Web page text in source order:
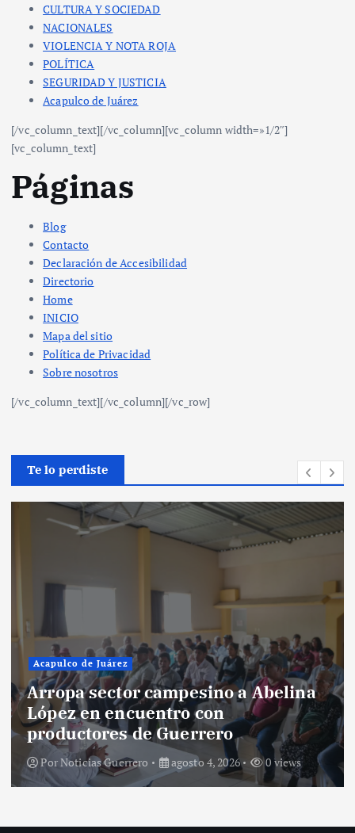
CULTURA Y SOCIEDAD
NACIONALES
VIOLENCIA Y NOTA ROJA
POLÍTICA
SEGURIDAD Y JUSTICIA
Acapulco de Juárez
[/vc_column_text][/vc_column][vc_column width=»1/2″]
[vc_column_text]
Páginas
Blog
Contacto
Declaración de Accesibilidad
Directorio
Home
INICIO
Mapa del sitio
Política de Privacidad
Sobre nosotros
[/vc_column_text][/vc_column][/vc_row]
Te lo perdiste
Acapulco de Juárez
Arropa sector campesino a Abelina
López en encuentro con
productores de Guerrero
PorNoticias Guerrero agosto 4, 2026 0 views